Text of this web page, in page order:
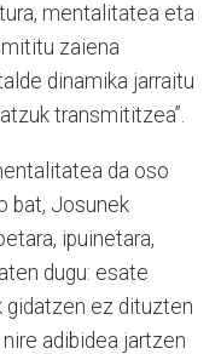
mentalitatea eta
zaiena
dinamika jarraitu
transmititzea”.
da oso
bat, Josunek
ipuinetara,
dugu: esate
gidatzen ez dituzten
adibidea jartzen